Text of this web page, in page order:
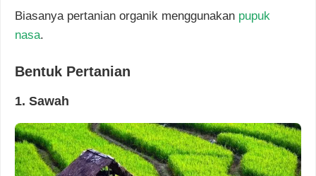
Biasanya pertanian organik menggunakan pupuk
nasa.
Bentuk Pertanian
1. Sawah